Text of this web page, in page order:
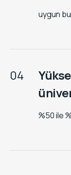
uygun
04
%50 ile